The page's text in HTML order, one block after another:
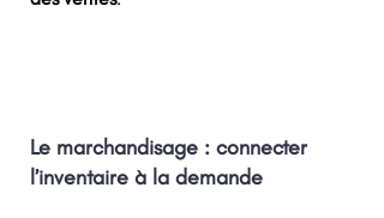
Le marchandisage : connecter
l’inventaire à la demande